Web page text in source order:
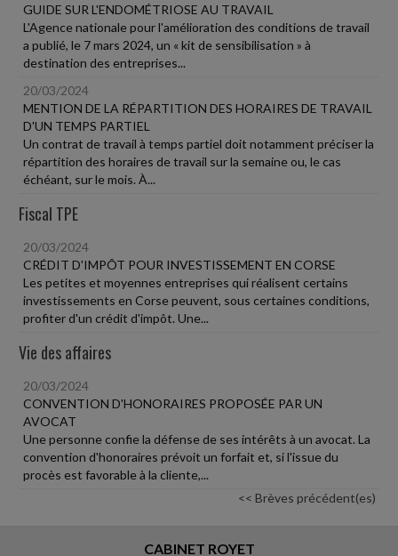
GUIDE SUR L'ENDOMÉTRIOSE AU TRAVAIL
L'Agence nationale pour l'amélioration des conditions de travail
a publié, le 7 mars 2024, un « kit de sensibilisation » à
destination des entreprises...
20/03/2024
MENTION DE LA RÉPARTITION DES HORAIRES DE TRAVAIL
D'UN TEMPS PARTIEL
Un contrat de travail à temps partiel doit notamment préciser la
répartition des horaires de travail sur la semaine ou, le cas
échéant, sur le mois. À...
Fiscal TPE
20/03/2024
CRÉDIT D'IMPÔT POUR INVESTISSEMENT EN CORSE
Les petites et moyennes entreprises qui réalisent certains
investissements en Corse peuvent, sous certaines conditions,
profiter d'un crédit d'impôt. Une...
Vie des affaires
20/03/2024
CONVENTION D'HONORAIRES PROPOSÉE PAR UN
AVOCAT
Une personne confie la défense de ses intérêts à un avocat. La
convention d'honoraires prévoit un forfait et, si l'issue du
procès est favorable à la cliente,...
<< Brèves précédent(es)
CABINET ROYET